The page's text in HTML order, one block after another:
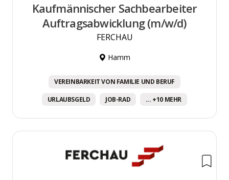
Kaufmännischer Sachbearbeiter
Auftragsabwicklung (m/w/d)
FERCHAU
Hamm
VEREINBARKEIT VON FAMILIE UND BERUF
URLAUBSGELD JOB-RAD ... +10 MEHR